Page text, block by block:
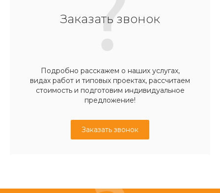
Заказать звонок
Подробно расскажем о наших услугах,
видах работ и типовых проектах, рассчитаем
стоимость и подготовим индивидуальное
предложение!
Заказать звонок